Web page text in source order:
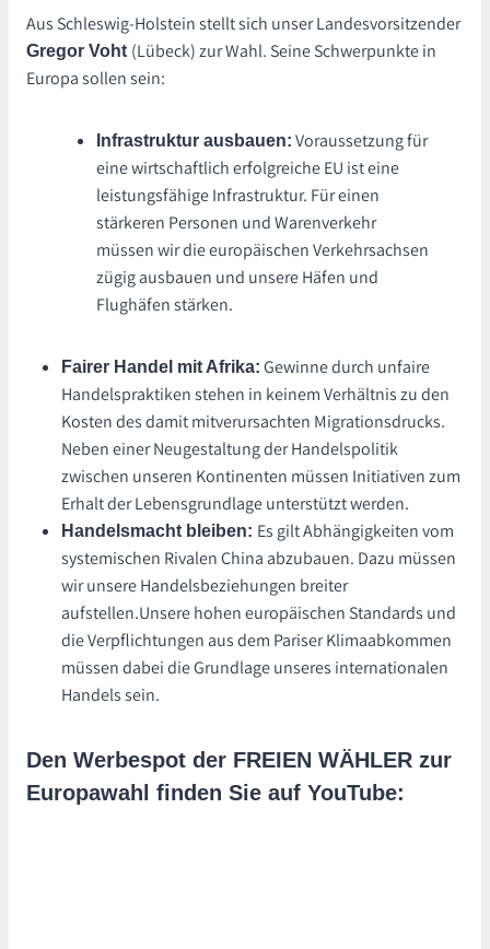
Aus Schleswig-Holstein stellt sich unser Landesvorsitzender
Gregor Voht (Lübeck) zur Wahl. Seine Schwerpunkte in
Europa sollen sein:
Infrastruktur ausbauen: Voraussetzung für
eine wirtschaftlich erfolgreiche EU ist eine
leistungsfähige Infrastruktur. Für einen
stärkeren Personen und Warenverkehr
müssen wir die europäischen Verkehrsachsen
zügig ausbauen und unsere Häfen und
Flughäfen stärken.
Fairer Handel mit Afrika: Gewinne durch unfaire
Handelspraktiken stehen in keinem Verhältnis zu den
Kosten des damit mitverursachten Migrationsdrucks.
Neben einer Neugestaltung der Handelspolitik
zwischen unseren Kontinenten müssen Initiativen zum
Erhalt der Lebensgrundlage unterstützt werden.
Handelsmacht bleiben: Es gilt Abhängigkeiten vom
systemischen Rivalen China abzubauen. Dazu müssen
wir unsere Handelsbeziehungen breiter
aufstellen.Unsere hohen europäischen Standards und
die Verpflichtungen aus dem Pariser Klimaabkommen
müssen dabei die Grundlage unseres internationalen
Handels sein.
Den Werbespot der FREIEN WÄHLER zur
Europawahl finden Sie auf YouTube: